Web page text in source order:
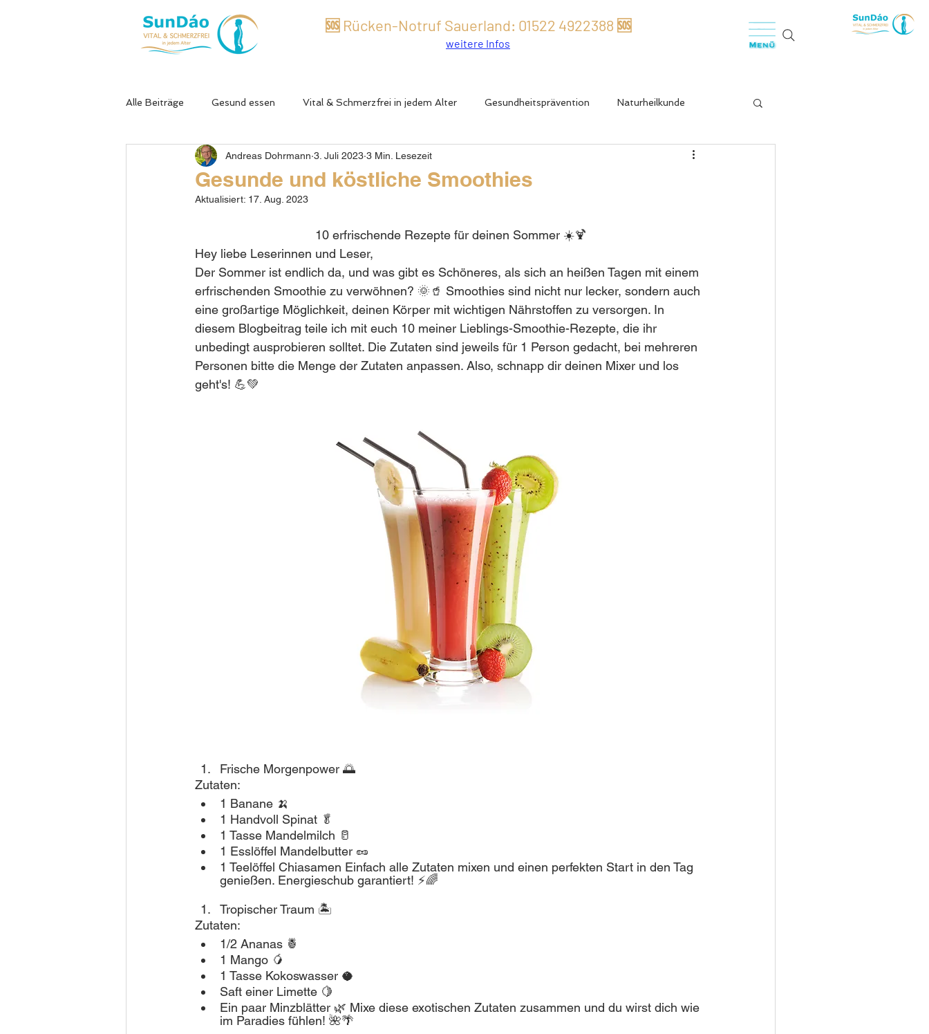
🆘 Rücken-Notruf Sauerland: 01522 4922388 🆘
weitere Infos
Alle Beiträge Gesund essen Vital & Schmerzfrei in jedem Alter Gesundheitsprävention Naturheilkunde
Dorntherapie Neurodegenerative Erkrankungen Männergesundheit
Stress & Energie Ernährung & Mikronährstoffe Biohacking & Hormone Frau & Hormonbalance
👉 Mikronährstoffe & Zellgesundheit Aminosäuren Atmung & Nervensystem Darm & Nervensystem
Darm & Haut – Mikrobiom, Entzündung
Männerhormone & Männergesundheit
Gesunde und köstliche Smoothies
Andreas Dohrmann 3. Juli 2023 3 Min. Lesezeit
Aktualisiert: 17. Aug. 2023
10 erfrischende Rezepte für deinen Sommer ☀️🍹
Hey liebe Leserinnen und Leser,
Der Sommer ist endlich da, und was gibt es Schöneres, als sich an heißen Tagen mit einem
erfrischenden Smoothie zu verwöhnen? 🌞🥤 Smoothies sind nicht nur lecker, sondern auch
eine großartige Möglichkeit, deinen Körper mit wichtigen Nährstoffen zu versorgen. In
diesem Blogbeitrag teile ich mit euch 10 meiner Lieblings-Smoothie-Rezepte, die ihr
unbedingt ausprobieren solltet. Die Zutaten sind jeweils für 1 Person gedacht, bei mehreren
Personen bitte die Menge der Zutaten anpassen. Also, schnapp dir deinen Mixer und los
geht's! 💪💚
Frische Morgenpower 🌅
Zutaten:
1 Banane 🍌
1 Handvoll Spinat 🥬
1 Tasse Mandelmilch 🥛
1 Esslöffel Mandelbutter 🥜
1 Teelöffel Chiasamen Einfach alle Zutaten mixen und einen perfekten Start in den Tag
genießen. Energieschub garantiert! ⚡🌈
Tropischer Traum 🏝️
Zutaten:
1/2 Ananas 🍍
1 Mango 🥭
1 Tasse Kokoswasser 🥥
Saft einer Limette 🍋
Ein paar Minzblätter 🌿 Mixe diese exotischen Zutaten zusammen und du wirst dich wie
im Paradies fühlen! 🌺🌴